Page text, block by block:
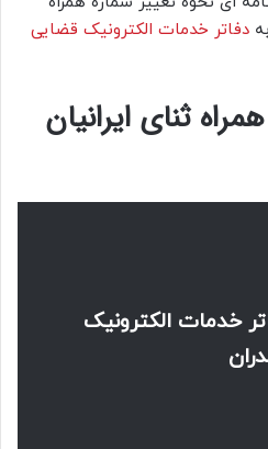
دفاتر خدمات الکترونیک قضایی
ثنای ایرانیان
خدمات الکترونیک